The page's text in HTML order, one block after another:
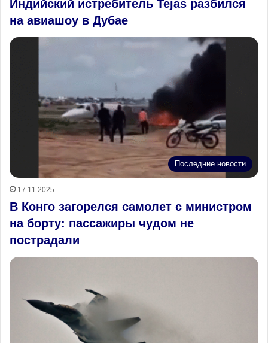
Индийский истребитель Tejas разбился
на авиашоу в Дубае
Последние новости
17.11.2025
В Конго загорелся самолет с министром
на борту: пассажиры чудом не
пострадали